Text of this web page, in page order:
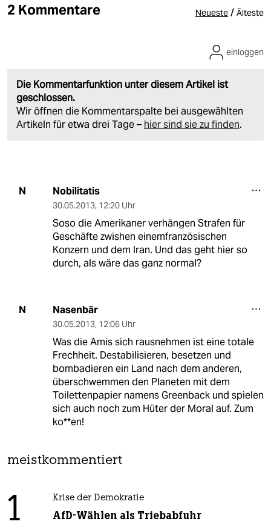
2 Kommentare Neueste / Älteste
Die Kommentarfunktion unter diesem Artikel ist
geschlossen.
Wir öffnen die Kommentarspalte bei ausgewählten
Artikeln für etwa drei Tage – hier sind sie zu finden.
einloggen
N Nobilitatis
30.05.2013, 12:20 Uhr
Soso die Amerikaner verhängen Strafen für
Geschäfte zwishen einemfranzösischen
Konzern und dem Iran. Und das geht hier so
durch, als wäre das ganz normal?
N Nasenbär
30.05.2013, 12:06 Uhr
Was die Amis sich rausnehmen ist eine totale
Frechheit. Destabilisieren, besetzen und
bombadieren ein Land nach dem anderen,
überschwemmen den Planeten mit dem
Toilettenpapier namens Greenback und spielen
sich auch noch zum Hüter der Moral auf. Zum
ko**en!
meistkommentiert
1 Krise der Demokratie
AfD-Wählen als Triebabfuhr